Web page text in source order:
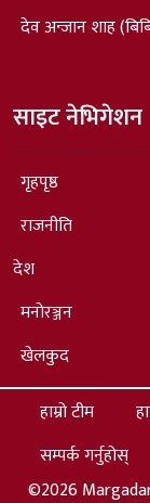
देव अन्जान शाह
साइट नेभिगेशन
गृहपृष्ठ
राजनीति
देश
मनोरञ्जन
खेलकुद
हाम्रो टीम
सम्पर्क गर्नुहोस्
©2026